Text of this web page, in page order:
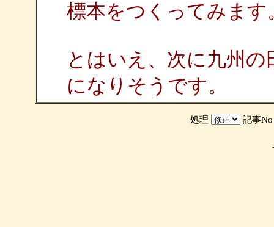
標本をつくってみます
とはいえ、次に九州
になりそうです。
処理 記事